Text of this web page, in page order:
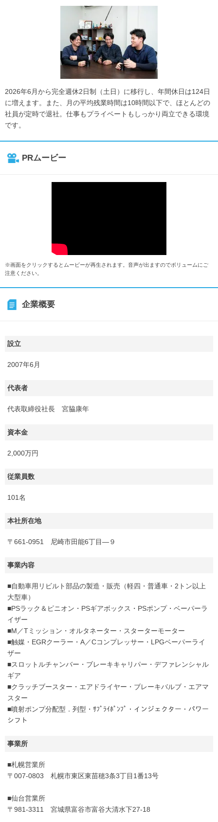
2026年6月から完全週休2日制（土日）に移行し、年間休日は124日
に増えます。また、月の平均残業時間は10時間以下で、ほとんどの
社員が定時で退社。仕事もプライベートもしっかり両立できる環境
です。
PRムービー
※画面をクリックするとムービーが再生されます。音声が出ますのでボリュームにご
注意ください。
企業概要
設立
2007年6月
代表者
代表取締役社長 宮脇康年
資本金
2,000万円
従業員数
101名
本社所在地
〒661-0951 尼崎市田能6丁目―９
事業内容
■自動車用リビルト部品の製造・販売（軽四・普通車・2トン以上
大型車）
■PSラック＆ピニオン・PSギアボックス・PSポンプ・ベーパーラ
イザー
■M／Tミッション・オルタネーター・スターターモーター
■触媒・EGRクーラー・A／Cコンプレッサー・LPGベーパーライ
ザー
■スロットルチャンバー・ブレーキキャリパー・デファレンシャル
ギア
■クラッチブースター・エアドライヤー・ブレーキバルブ・エアマ
スター
■噴射ポンプ分配型．列型・ｻﾌﾟﾗｲﾎﾟﾝﾌﾟ・インジェクター・パワー
シフト
事業所
■札幌営業所
〒007-0803 札幌市東区東苗穂3条3丁目1番13号
■仙台営業所
〒981-3311 宮城県富谷市富谷大清水下27-18